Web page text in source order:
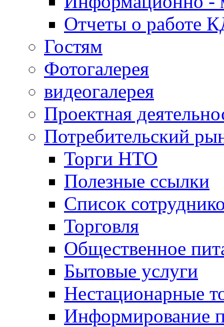
Отчеты о работе
Гостям
Фотогалерея
видеогалерея
Проектная
Потребительский
Торги НТО
Полезные ссылки
Список
Торговля
Общественное
Бытовые услуги
Нестационарные
Информирование